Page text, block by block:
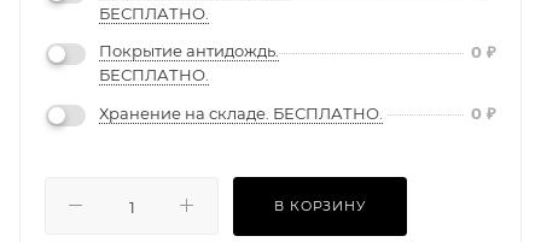
БЕСПЛАТНО.
Покрытие антидождь.
БЕСПЛАТНО.
0 ₽
Хранение на складе. БЕСПЛАТНО. 0 ₽
В КОРЗИНУ